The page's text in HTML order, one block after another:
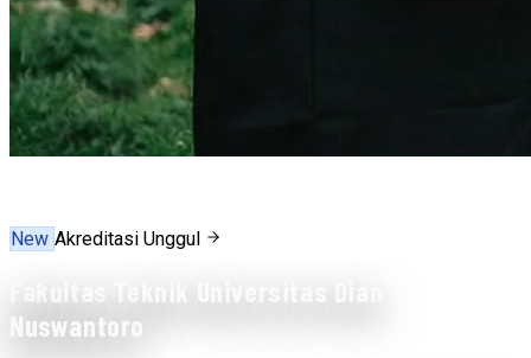
New Akreditasi Unggul
Fakultas Teknik Universitas Dian
Nuswantoro